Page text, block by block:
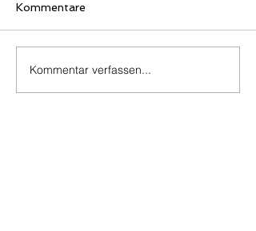
Kommentare
Kommentar verfassen...